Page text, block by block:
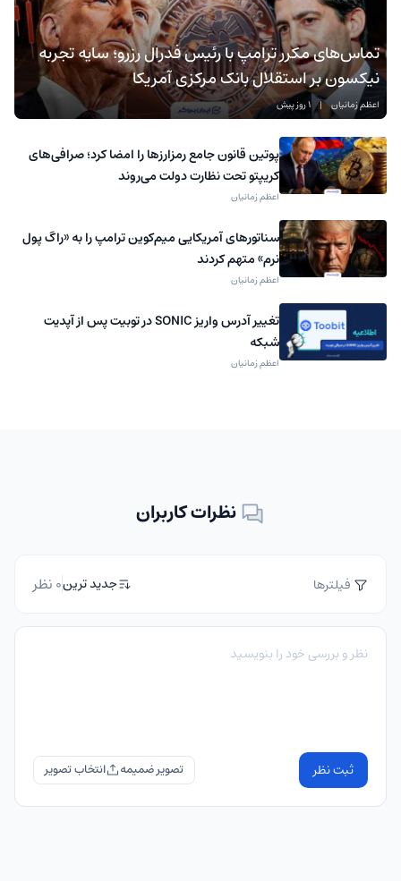
تماس‌های مکرر ترامپ با رئیس فدرال رزرو؛ سایه تجربه
نیکسون بر استقلال بانک مرکزی آمریکا
اعظم زمانیان | 1 روز پیش
پوتین قانون جامع رمزارزها را امضا کرد؛ صرافی‌های
کریپتو تحت نظارت دولت می‌روند
اعظم زمانیان
سناتورهای آمریکایی میم‌کوین ترامپ را به «راگ‌ پول
نرم» متهم کردند
اعظم زمانیان
تغییر آدرس واریز SONIC در توبیت پس از آپدیت
شبکه
اعظم زمانیان
نظرات کاربران
فیلترها جدید ترین0 نظر
ثبت نظر تصویر ضمیمه